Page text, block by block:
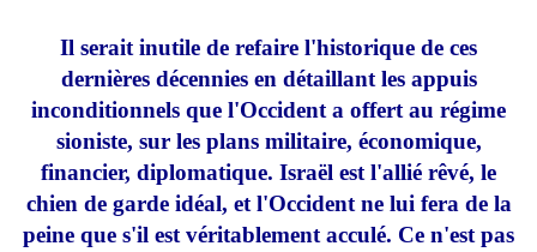
Il serait inutile de refaire l'historique de ces
dernières décennies en détaillant les appuis
inconditionnels que l'Occident a offert au régime
sioniste, sur les plans militaire, économique,
financier, diplomatique. Israël est l'allié rêvé, le
chien de garde idéal, et l'Occident ne lui fera de la
peine que s'il est véritablement acculé. Ce n'est pas